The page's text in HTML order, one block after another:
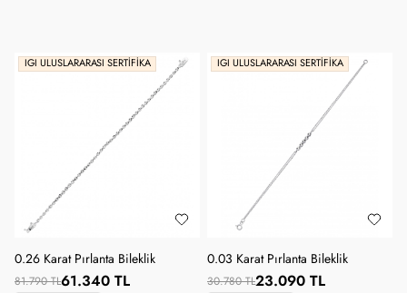
IGI ULUSLARARASI SERTIFIKA
0.26 Karat Pırlanta Bileklik
81.790 TL61.340 TL
IGI ULUSLARARASI SERTIFIKA
0.03 Karat Pırlanta Bileklik
30.780 TL23.090 TL